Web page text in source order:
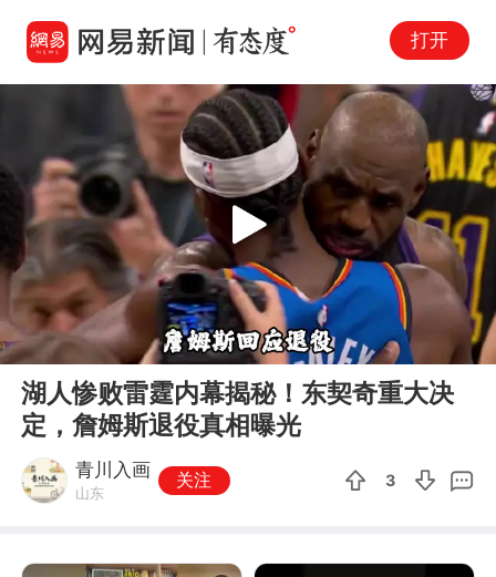
打开
00:00 02:35
Play
湖人惨败雷霆内幕揭秘！东契奇重大决
定，詹姆斯退役真相曝光
青川入画
山东
关注 3